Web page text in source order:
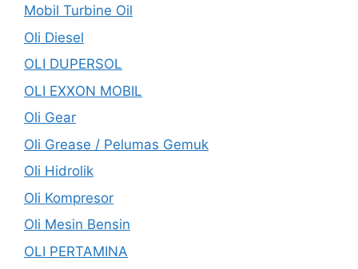
Mobil Turbine Oil
Oli Diesel
OLI DUPERSOL
OLI EXXON MOBIL
Oli Gear
Oli Grease / Pelumas Gemuk
Oli Hidrolik
Oli Kompresor
Oli Mesin Bensin
OLI PERTAMINA